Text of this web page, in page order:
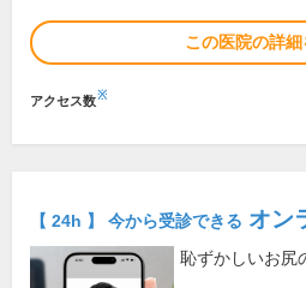
この医院の詳細
アクセス数※
【 24h 】 今から受診できる オン
恥ずかしいお尻